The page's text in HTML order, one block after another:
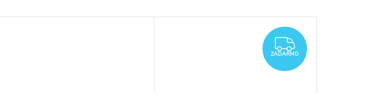
ZADARMO
ZADARMO